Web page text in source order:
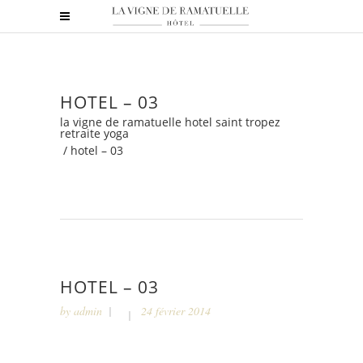
HOTEL – 03
la vigne de ramatuelle hotel saint tropez
retraite yoga
/ hotel – 03
HOTEL – 03
by admin 24 février 2014